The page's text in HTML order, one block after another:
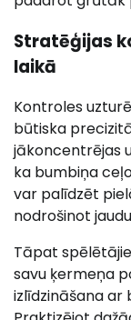
Stratēģijas
laikā
Kontroles
būtiska
jākoncentrējas
ka bumbiņa
var palīdzēt
nodrošinot
Tāpat
savu ķermeņa
izlīdzināšana ar